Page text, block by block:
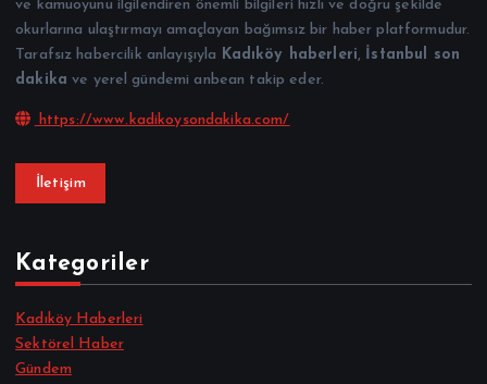
ve kamuoyunu ilgilendiren önemli bilgileri hızlı ve doğru şekilde
okurlarına ulaştırmayı amaçlayan bağımsız bir haber platformudur.
Tarafsız habercilik anlayışıyla Kadıköy haberleri, İstanbul son
dakika ve yerel gündemi anbean takip eder.
https://www.kadikoysondakika.com/
İletişim
Kategoriler
Kadıköy Haberleri
Sektörel Haber
Gündem